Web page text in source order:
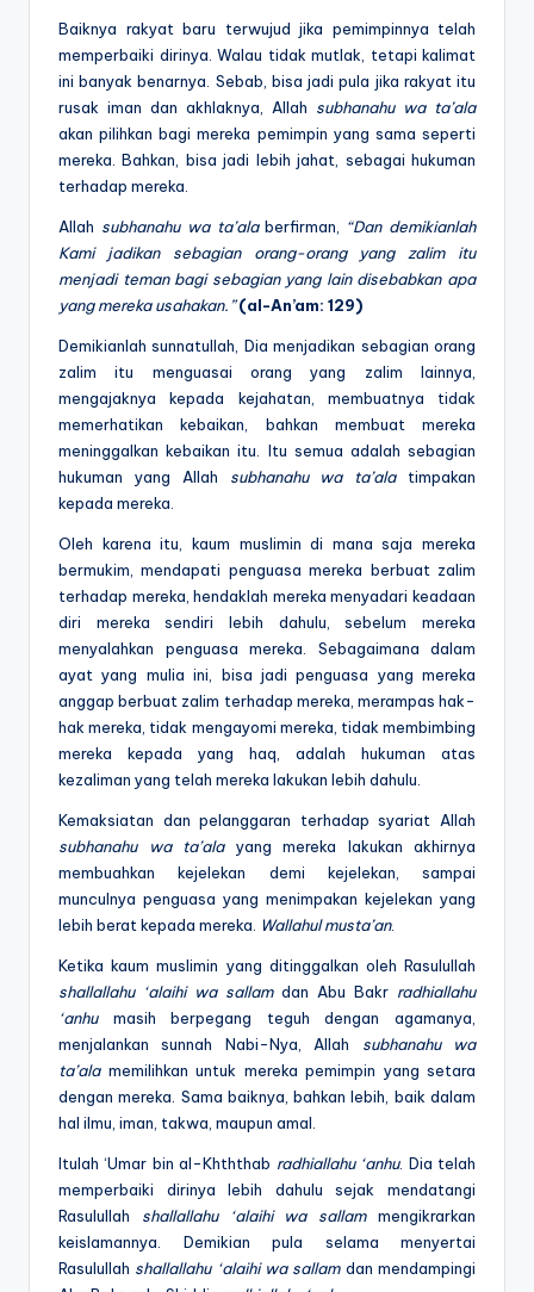
Baiknya rakyat baru terwujud jika pemimpinnya telah
memperbaiki dirinya. Walau tidak mutlak, tetapi kalimat
ini banyak benarnya. Sebab, bisa jadi pula jika rakyat itu
rusak iman dan akhlaknya, Allah subhanahu wa ta’ala
akan pilihkan bagi mereka pemimpin yang sama seperti
mereka. Bahkan, bisa jadi lebih jahat, sebagai hukuman
terhadap mereka.
Allah subhanahu wa ta’alaberfirman,
“Dan demikianlah
Kami jadikan
sebagian orang-orang yang zalim itu
menjadi teman bagi sebagian yang lain disebabkan apa
yang mereka usahakan.” (al-An’am: 129)
Demikianlah sunnatullah, Dia menjadikan sebagian orang
zalim itu menguasai orang yang zalim lainnya,
mengajaknya kepada kejahatan, membuatnya tidak
memerhatikan kebaikan, bahkan membuat mereka
meninggalkan kebaikan itu. Itu semua adalah sebagian
hukuman yang Allah subhanahu wa ta’alatimpakan
kepada mereka.
Oleh karena itu, kaum muslimin di mana saja mereka
bermukim, mendapati penguasa mereka berbuat zalim
terhadap mereka, hendaklah mereka menyadari keadaan
diri mereka sendiri lebih dahulu, sebelum mereka
menyalahkan penguasa mereka. Sebagaimana dalam
ayat yang mulia ini, bisa jadi penguasa yang mereka
anggap berbuat zalim terhadap mereka, merampas hak-
hak mereka, tidak mengayomi mereka, tidak membimbing
mereka kepada yang haq, adalah hukuman atas
kezaliman yang telah mereka lakukan lebih dahulu.
Kemaksiatan dan pelanggaran terhadap syariat Allah
subhanahu wa ta’alayang mereka lakukan akhirnya
membuahkan kejelekan demi kejelekan, sampai
munculnya penguasa yang menimpakan kejelekan yang
lebih berat kepada mereka. Wallahul musta’an.
Ketika kaum muslimin yang ditinggalkan oleh Rasulullah
shallallahu ‘alaihi wa sallamdan Abu Bakr radhiallahu
‘anhumasih berpegang teguh dengan agamanya,
menjalankan sunnah Nabi-Nya, Allah subhanahu wa
ta’alamemilihkan untuk mereka pemimpin yang setara
dengan mereka. Sama baiknya, bahkan lebih, baik dalam
hal ilmu, iman, takwa, maupun amal.
Itulah ‘Umar bin al-Khththab radhiallahu ‘anhu. Dia telah
memperbaiki dirinya lebih dahulu sejak mendatangi
Rasulullah shallallahu ‘alaihi wa sallammengikrarkan
keislamannya. Demikian pula selama menyertai
Rasulullah shallallahu ‘alaihi wa sallamdan mendampingi